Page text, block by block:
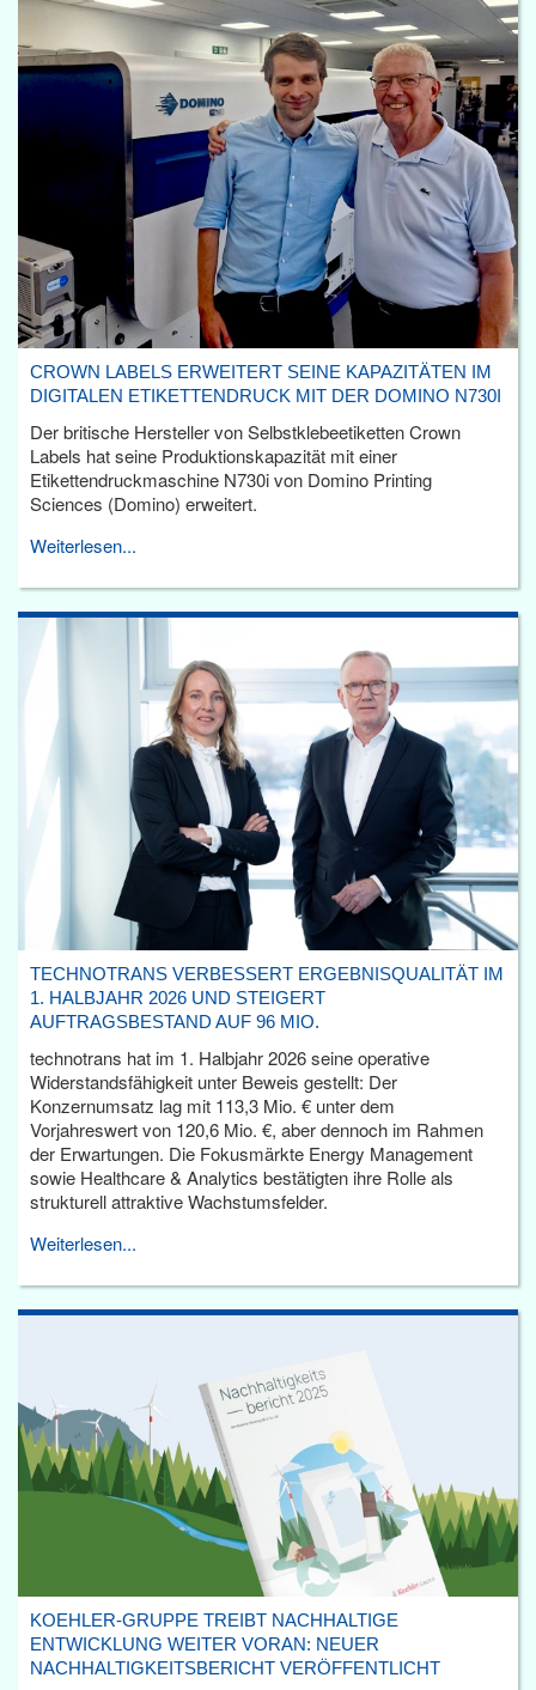
CROWN LABELS ERWEITERT SEINE KAPAZITÄTEN IM
DIGITALEN ETIKETTENDRUCK MIT DER DOMINO N730I
Der britische Hersteller von Selbstklebeetiketten Crown
Labels hat seine Produktionskapazität mit einer
Etikettendruckmaschine N730i von Domino Printing
Sciences (Domino) erweitert.
Weiterlesen...
TECHNOTRANS VERBESSERT ERGEBNISQUALITÄT IM
1. HALBJAHR 2026 UND STEIGERT
AUFTRAGSBESTAND AUF 96 MIO.
technotrans hat im 1. Halbjahr 2026 seine operative
Widerstandsfähigkeit unter Beweis gestellt: Der
Konzernumsatz lag mit 113,3 Mio. € unter dem
Vorjahreswert von 120,6 Mio. €, aber dennoch im Rahmen
der Erwartungen. Die Fokusmärkte Energy Management
sowie Healthcare & Analytics bestätigten ihre Rolle als
strukturell attraktive Wachstumsfelder.
Weiterlesen...
KOEHLER-GRUPPE TREIBT NACHHALTIGE
ENTWICKLUNG WEITER VORAN: NEUER
NACHHALTIGKEITSBERICHT VERÖFFENTLICHT